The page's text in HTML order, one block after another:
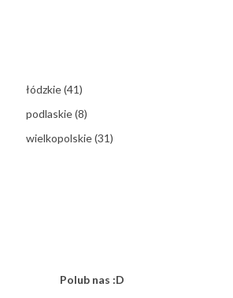
łódzkie(41)
podlaskie(8)
wielkopolskie(31)
Polub nas :D